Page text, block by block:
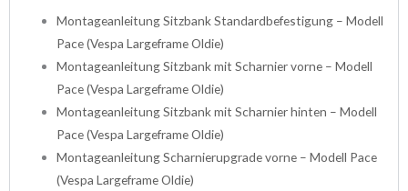
Montageanleitung Sitzbank Standardbefestigung – Modell
Pace(Vespa Largeframe Oldie)
Montageanleitung Sitzbank mit Scharnier vorne – Modell
Pace(Vespa Largeframe Oldie)
Montageanleitung Sitzbank mit Scharnier hinten – Modell
Pace (Vespa Largeframe Oldie)
Montageanleitung Scharnierupgrade vorne – Modell Pace
(Vespa Largeframe Oldie)